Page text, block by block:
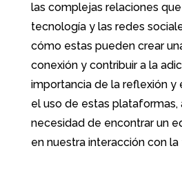
las complejas relaciones
tecnología y las redes
cómo estas pueden crear
conexión y contribuir a la
importancia de la reflexión y
el uso de estas plataformas,
necesidad de encontrar un
en nuestra interacción con